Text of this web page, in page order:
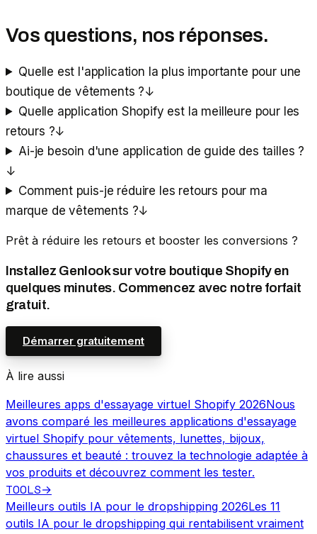
Vos questions, nos réponses.
Quelle est l'application la plus importante pour une
boutique de vêtements ?↓
Quelle application Shopify est la meilleure pour les
retours ?↓
Ai-je besoin d'une application de guide des tailles ?
↓
Comment puis-je réduire les retours pour ma
marque de vêtements ?↓
Prêt à réduire les retours et booster les conversions ?
Installez Genlook sur votre boutique Shopify en
quelques minutes. Commencez avec notre forfait
gratuit.
Démarrer gratuitement
À lire aussi
Meilleures apps d'essayage virtuel Shopify 2026Nous
avons comparé les meilleures applications d'essayage
virtuel Shopify pour vêtements, lunettes, bijoux,
chaussures et beauté : trouvez la technologie adaptée à
vos produits et découvrez comment les tester.
TOOLS→
Meilleurs outils IA pour le dropshipping 2026Les 11
outils IA pour le dropshipping qui rentabilisent vraiment